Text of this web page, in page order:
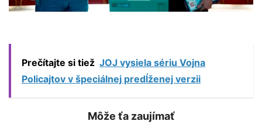
Prečítajte si tiež JOJ vysiela sériu Vojna
Policajtov v špeciálnej predĺženej verzii
Môže ťa zaujímať